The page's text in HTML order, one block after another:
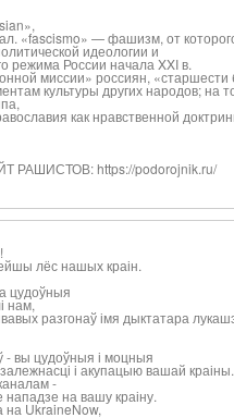
«fascismo» — фашизм, от
идеологии и
режима России начала XXI в.
миссии» россиян, «старшести
культуры других народов; на
как нравственной
РАШИСТОВ: https://podorojnik.ru/
лёс нашых краін.
цудоўныя
нам,
разгонаў імя дыктатара
- вы цудоўныя і моцныя
і акупацыю вашай краіны.
-
нападзе на вашу краіну.
на UkraineNow,